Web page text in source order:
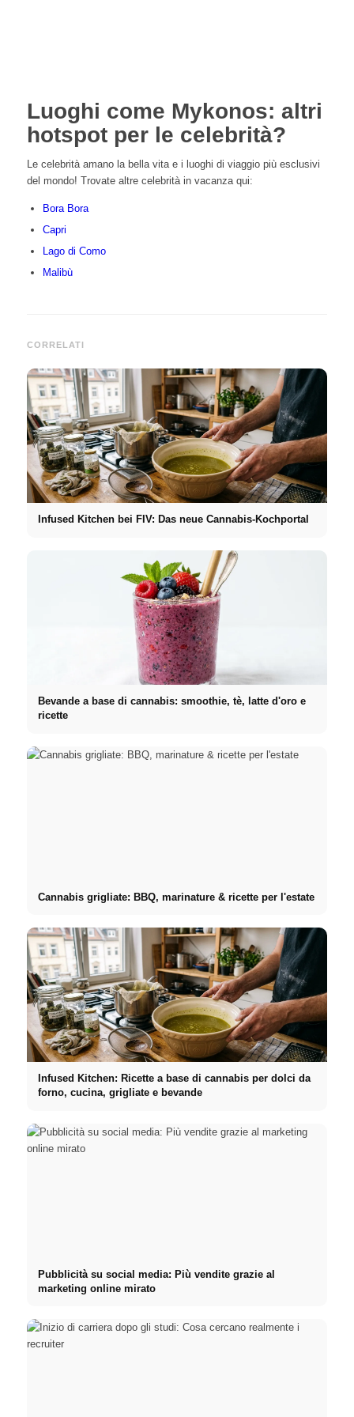
Luoghi come Mykonos: altri
hotspot per le celebrità?
Le celebrità amano la bella vita e i luoghi di viaggio più esclusivi
del mondo! Trovate altre celebrità in vacanza qui:
Bora Bora
Capri
Lago di Como
Malibù
CORRELATI
Infused Kitchen bei FIV: Das neue Cannabis-Kochportal
Bevande a base di cannabis: smoothie, tè, latte d'oro e
ricette
Cannabis grigliate: BBQ, marinature & ricette per l'estate
Infused Kitchen: Ricette a base di cannabis per dolci da
forno, cucina, grigliate e bevande
Pubblicità su social media: Più vendite grazie al
marketing online mirato